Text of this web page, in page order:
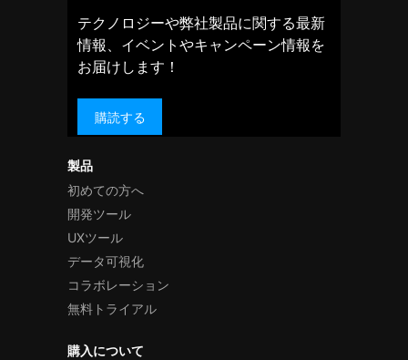
製品
初めての方へ
開発ツール
UXツール
データ可視化
コラボレーション
無料トライアル
購入について
テクノロジーや弊社製品に関する最新
情報、イベントやキャンペーン情報を
お届けします！
購読する